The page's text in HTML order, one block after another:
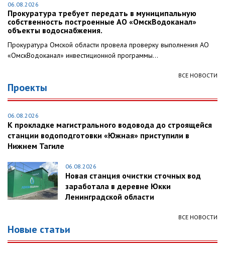
06.08.2026
Прокуратура требует передать в муниципальную
собственность построенные АО «ОмскВодоканал»
объекты водоснабжения.
Прокуратура Омской области провела проверку выполнения АО
«ОмскВодоканал» инвестиционной программы...
ВСЕ НОВОСТИ
Проекты
06.08.2026
К прокладке магистрального водовода до строящейся
станции водоподготовки «Южная» приступили в
Нижнем Тагиле
06.08.2026
Новая станция очистки сточных вод
заработала в деревне Юкки
Ленинградской области
ВСЕ НОВОСТИ
Новые статьи